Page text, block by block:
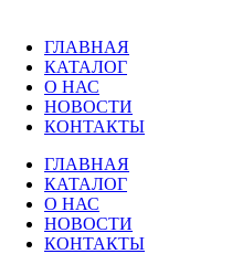
содержимому
ГЛАВНАЯ
КАТАЛОГ
О НАС
НОВОСТИ
КОНТАКТЫ
ГЛАВНАЯ
КАТАЛОГ
О НАС
НОВОСТИ
КОНТАКТЫ